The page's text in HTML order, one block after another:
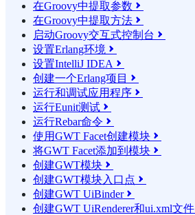
在Groovy中提取参数 
在Groovy中提取方法 
启动Groovy交互式控制台 
设置Erlang环境 
设置IntelliJ IDEA 
创建一个Erlang项目 
运行和调试应用程序 
运行Eunit测试 
运行Rebar命令 
使用GWT Facet创建模块 
将GWT Facet添加到模块 
创建GWT模块 
创建GWT模块入口点 
创建GWT UiBinder
创建GWT UiRenderer和ui.xml文件